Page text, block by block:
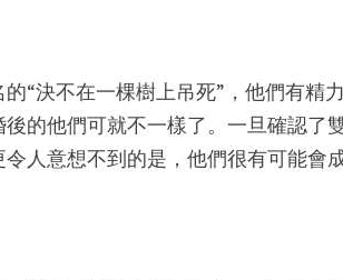
“決不在一棵樹上吊死”，他們有精
的他們可就不一樣了。一旦確認了
人意想不到的是，他們很有可能會